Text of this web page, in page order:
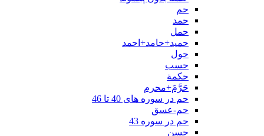
حم
حمد
حمل
حمید+حامد+احمد
حول
حسب
حكمة
حَرَّمَ+محرم
حم در سوره های 40 تا 46
حم-عسق
حم در سوره 43
حسن